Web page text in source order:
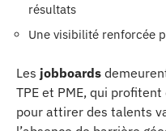
résultats
Une visibilité renforcée
Les jobboards
TPE et PME, qui
pour attirer des talents